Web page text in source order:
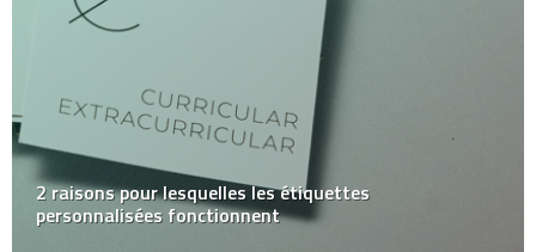
2 raisons pour lesquelles les étiquettes
personnalisées fonctionnent